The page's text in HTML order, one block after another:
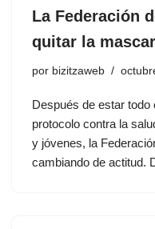
La Federación
quitar la
por bizitzaweb
Después de estar todo
protocolo contra la
y jóvenes, la
cambiando de actitud.